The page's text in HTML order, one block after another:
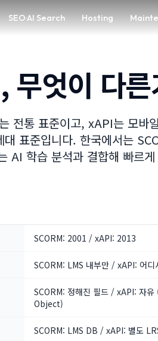
SEO·AI Search Hosting
엇이 다
전통 표준이고, xAPI는 모바
표준입니다. 한국에서는
AI 학습 분석과 결합해 빠르게
SCORM: 2001 / xAPI: 2013
SCORM: LMS 내부만 / xAPI: 어디
SCORM: 정해진 필드 / xAPI: 자
Object)
SCORM: LMS DB / xAPI: 별도